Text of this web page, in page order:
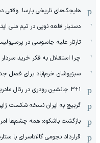
هایجک‌های تاریخی بارسا:
دستیار قلعه نویی در تیم ملی
تارتار علیه جاسوسی در
چرا استقلال به فکر خرید سردار
سبزپوشان خرم‌آباد برای فصل
۳+۱ جانشین رودری در رئال مادرید!
گربیچ به ایران نسخه شکست
بازگشت باشکوه: همه چشم‌ها
قرارداد نجومی گالاتاسرای با